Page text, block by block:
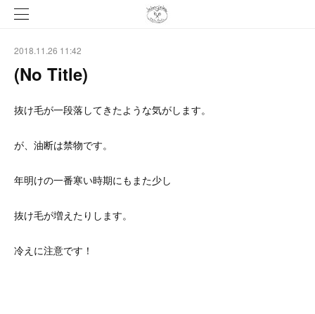
2018.11.26 11:42
(No Title)
抜け毛が一段落してきたような気がします。
が、油断は禁物です。
年明けの一番寒い時期にもまた少し
抜け毛が増えたりします。
冷えに注意です！